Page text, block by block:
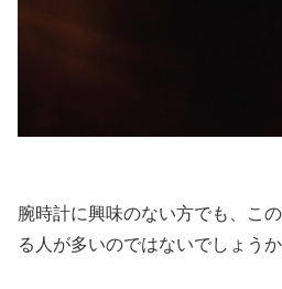
腕時計に興味のない方でも、こ
る人が多いのではないでしょうか